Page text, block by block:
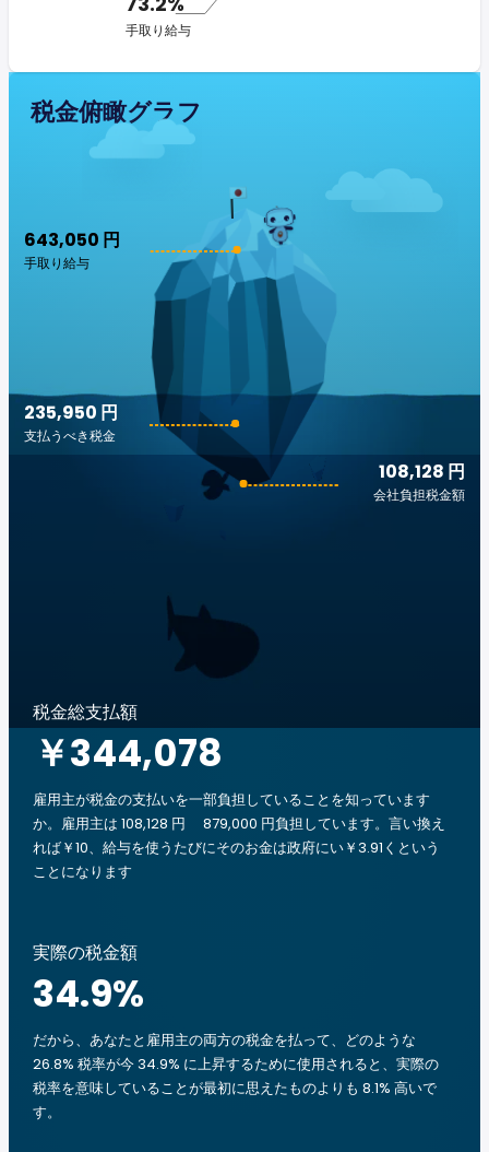
手取り給与
税金俯瞰グラフ
643,050 円
手取り給与
108,128 円
会社負担税金額
235,950 円
支払うべき税金
税金総支払額
￥344,078
雇用主が税金の支払いを一部負担していることを知っています
か。雇用主は 108,128 円 879,000 円負担しています。言い換え
れば￥10、給与を使うたびにそのお金は政府にい￥3.91くという
ことになります
実際の税金額
34.9%
だから、あなたと雇用主の両方の税金を払って、どのような
26.8% 税率が今 34.9% に上昇するために使用されると、実際の
税率を意味していることが最初に思えたものよりも 8.1% 高いで
す。